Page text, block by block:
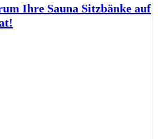
Ihre Sauna Sitzbänke auf